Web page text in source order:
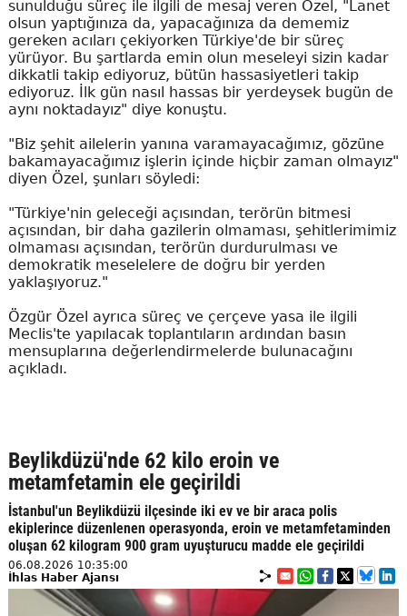
sunulduğu süreç ile ilgili de mesaj veren Özel, "Lanet
olsun yaptığınıza da, yapacağınıza da dememiz
gereken acıları çekiyorken Türkiye'de bir süreç
yürüyor. Bu şartlarda emin olun meseleyi sizin kadar
dikkatli takip ediyoruz, bütün hassasiyetleri takip
ediyoruz. İlk gün nasıl hassas bir yerdeysek bugün de
aynı noktadayız" diye konuştu.
"Biz şehit ailelerin yanına varamayacağımız, gözüne
bakamayacağımız işlerin içinde hiçbir zaman olmayız"
diyen Özel, şunları söyledi:
"Türkiye'nin geleceği açısından, terörün bitmesi
açısından, bir daha gazilerin olmaması, şehitlerimimiz
olmaması açısından, terörün durdurulması ve
demokratik meselelere de doğru bir yerden
yaklaşıyoruz."
Özgür Özel ayrıca süreç ve çerçeve yasa ile ilgili
Meclis'te yapılacak toplantıların ardından basın
mensuplarına değerlendirmelerde bulunacağını
açıkladı.
Beylikdüzü'nde 62 kilo eroin ve
metamfetamin ele geçirildi
İstanbul'un Beylikdüzü ilçesinde iki ev ve bir araca polis
ekiplerince düzenlenen operasyonda, eroin ve metamfetaminden
oluşan 62 kilogram 900 gram uyuşturucu madde ele geçirildi
06.08.2026 10:35:00
İhlas Haber Ajansı